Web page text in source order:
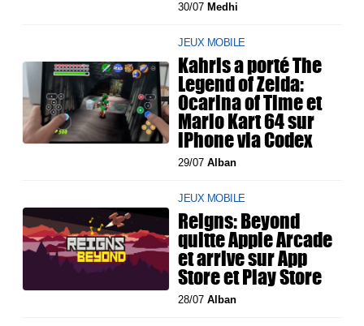
30/07 Medhi
JEUX MOBILE
Kahris a porté The
Legend of Zelda:
Ocarina of Time et
Mario Kart 64 sur
iPhone via Codex
29/07Alban
JEUX MOBILE
Reigns: Beyond
quitte Apple Arcade
et arrive sur App
Store et Play Store
28/07Alban